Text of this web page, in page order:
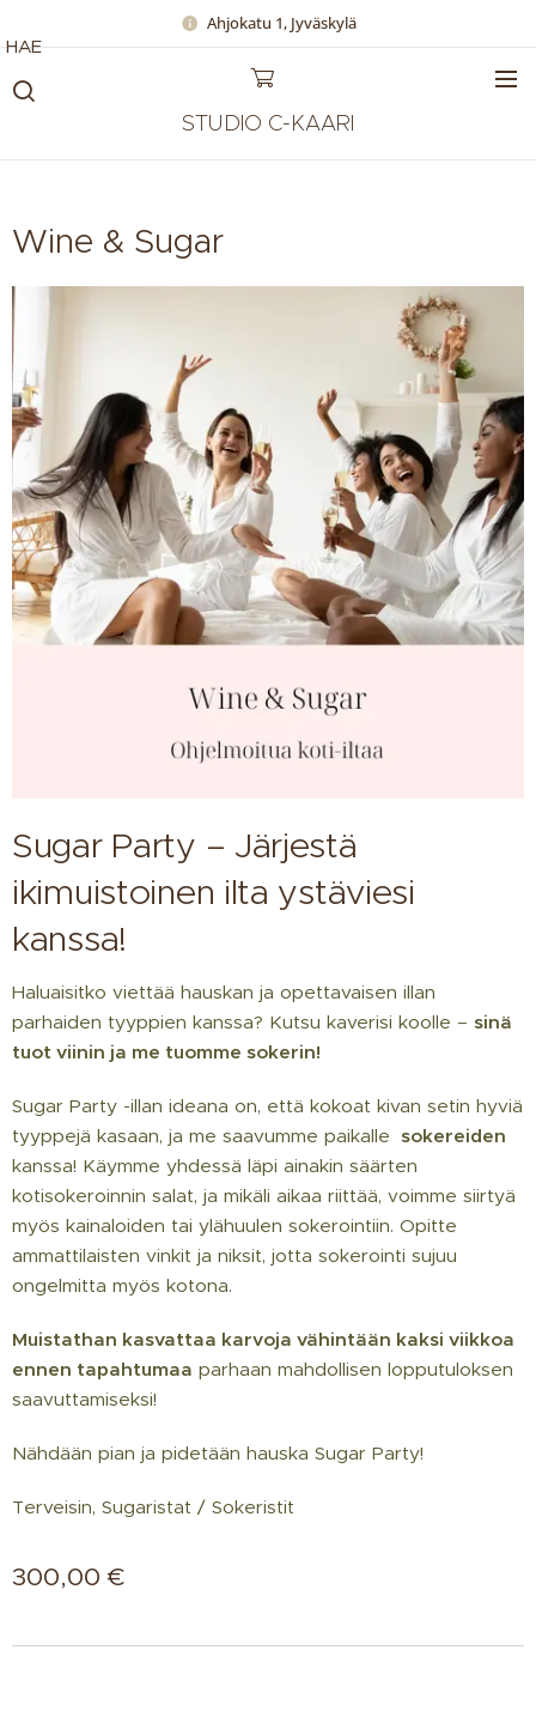
Ahjokatu 1, Jyväskylä
STUDIO C-KAARI
HAE
Wine & Sugar
Sugar Party – Järjestä
ikimuistoinen ilta ystäviesi
kanssa! ✨
Haluaisitko viettää hauskan ja opettavaisen illan
parhaiden tyyppien kanssa? Kutsu kaverisi koolle – sinä
tuot viinin ja me tuomme sokerin!
Sugar Party -illan ideana on, että kokoat kivan setin hyviä
tyyppejä kasaan, ja me saavumme paikalle sokereiden
kanssa! Käymme yhdessä läpi ainakin säärten
kotisokeroinnin salat, ja mikäli aikaa riittää, voimme siirtyä
myös kainaloiden tai ylähuulen sokerointiin. Opitte
ammattilaisten vinkit ja niksit, jotta sokerointi sujuu
ongelmitta myös kotona.
Muistathan kasvattaa karvoja vähintään kaksi viikkoa
ennen tapahtumaa parhaan mahdollisen lopputuloksen
saavuttamiseksi!
Nähdään pian ja pidetään hauska Sugar Party!
Terveisin, Sugaristat / Sokeristit
300,00 €